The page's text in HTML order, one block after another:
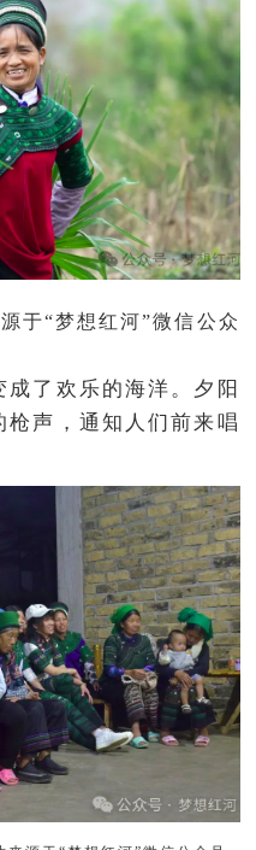
于“梦想红河”微信公众
了欢乐的海洋。夕阳
声，通知人们前来唱